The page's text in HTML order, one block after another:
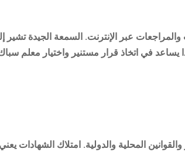
عبر الإنترنت. السمعة الجيدة تشير
في اتخاذ قرار مستنير واختيار معلم
المحلية والدولية. امتلاك الشهادات